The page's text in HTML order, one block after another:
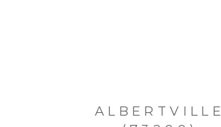
ALBERTVILLE